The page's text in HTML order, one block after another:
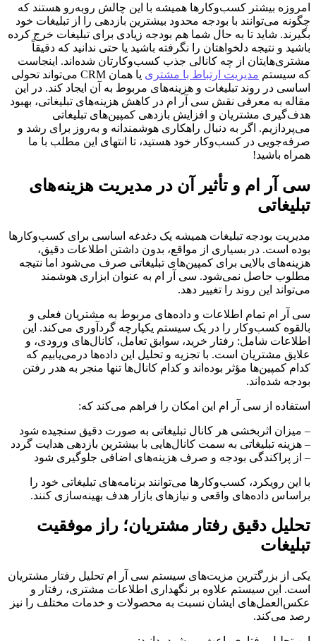
امروزه بیشتر کسب‌وکارها همیشه با این چالش روبه‌رو هستند که
چگونه می‌توانند با بودجه محدود بیشترین بازدهی را از تبلیغات خود
بگیرند. شاید تا به حال شما هم بودجه زیادی برای تبلیغات خرج کرده
باشید و نتیجه دلخواهتان را نگرفته باشید یا حتی ندانید که دقیقاً
مشتری‌هایتان از چه کانالی جذب کسب‌وکارتان شده‌اند. اینجاست
که سیستم مدیریت ارتباط با مشتری
یا همان CRM می‌تواند تحولی
اساسی در روند تبلیغات و هزینه‌های مربوط به آن ایجاد کند. در این
مقاله به معرفی نقش سی آر ام در کاهش هزینه‌های تبلیغاتی، بهبود
هدف‌گیری مشتریان و افزایش بازدهی کمپین‌های تبلیغاتی
می‌پردازیم. اگر به دنبال راهکاری هوشمندانه و به‌روز برای رشد و
صرفه‌جویی در کسب‌وکار خود هستید، تا انتهای این مطلب با ما
همراه باشید!
سی آر ام و تأثیر آن در مدیریت هزینه‌های
تبلیغاتی
مدیریت بودجه تبلیغات همیشه یک دغدغه اساسی برای کسب‌وکارها
بوده است. در بسیاری از مواقع، بدون داشتن اطلاعات دقیق،
هزینه‌های بالایی برای کمپین‌های تبلیغاتی صرف می‌شود اما نتیجه
مطلوب حاصل نمی‌شود. سی آر ام به عنوان ابزاری هوشمند
می‌تواند این روند را تغییر دهد.
سی آر ام تمام اطلاعات و داده‌های مربوط به مشتریان فعلی و
بالقوه کسب‌وکار را در یک سیستم یکپارچه گردآوری می‌کند. این
اطلاعات شامل: رفتار خرید، سوابق تعامل، کانال‌های ورودی، و
علایق مشتریان است. با تجزیه و تحلیل این داده‌ها درمی‌یابیم که
کدام کمپین‌ها مؤثر بوده‌اند و کدام کانال‌ها تنها منجر به هدر رفتن
بودجه شده‌اند.
استفاده از سی آر ام این امکان را فراهم می‌کند که:
– میزان اثربخشی هر کانال تبلیغاتی به صورت دقیق سنجیده شود
– هزینه تبلیغاتی به سمت کانال‌هایی با بیشترین بازدهی هدایت گردد
– از پراکندگی بودجه و صرف هزینه‌های اضافی جلوگیری شود
با این رویکرد، کسب‌وکارها می‌توانند برنامه‌های تبلیغاتی خود را
براساس داده‌های واقعی و نیازهای بازار هدف بهینه‌سازی کنند.
تحلیل دقیق رفتار مشتریان؛ راز موفقیت
تبلیغات
یکی از بزرگترین مزیت‌های سیستم سی آر ام تحلیل رفتار مشتریان
است. این سیستم علاوه بر نگهداری اطلاعات مشتری، رفتار و
عکس‌العمل‌های ایشان نسبت به محصولات و خدمات مختلف را نیز
رصد می‌کند.